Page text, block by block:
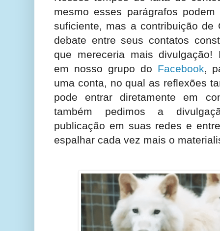
mesmo esses parágrafos podem
suficiente, mas a contribuição de
debate entre seus contatos
que mereceria mais divulgação!
em nosso grupo do Facebook,
uma conta, no qual as reflexões
pode entrar diretamente em
também pedimos a
publicação em suas redes e
espalhar cada vez mais o